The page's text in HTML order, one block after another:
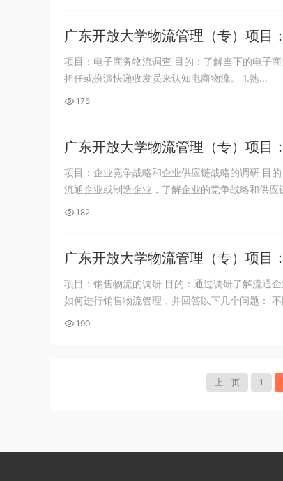
广东开放大学物流管理（专）项目
项目：电子商务物流调查 目的：了解当下的电子商务物流方式。 程序：到快递企业或校企合作的快递收发站进行岗位工作或实训，通过
担任或扮演快递收发员来认知电商物流。 1.熟...
175
广东开放大学物流管理（专）项目
项目：企业竞争战略和企业供应链战略的调研 目
流通企业或制造企业，了解企业的竞争战略和供应
182
广东开放大学物流管理（专）项目
项目：销售物流的调研 目的：通过调研了解流通
如何进行销售物流
190
上一页 1